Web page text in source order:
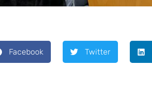
Facebook Twitter